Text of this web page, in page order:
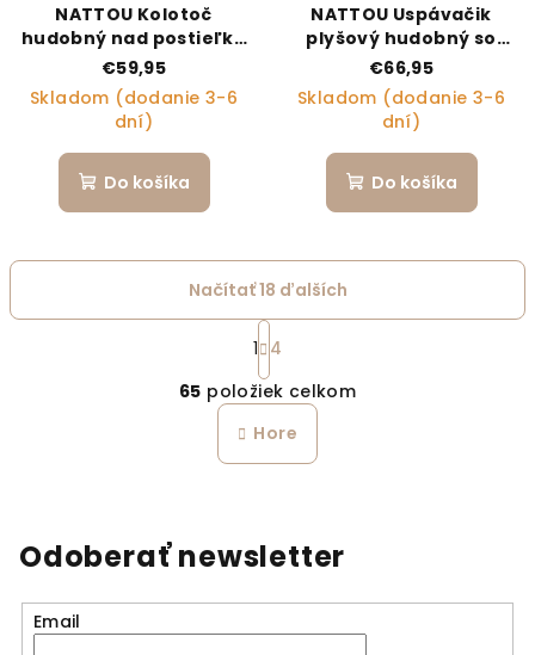
NATTOU Kolotoč
hudobný nad postieľku
drevo Mila, Zoe & Lana
€59,95
Skladom (dodanie 3-6
dní)
Do košíka
NATTOU Uspávačik
plyšový hudobný so
svetielkom a senzorom
plaču 4v1 Sleepy Bunny
Pale Brown 0m+
€66,95
Skladom (dodanie 3-6
dní)
Do košíka
Ovládacie prvky
Načítať 18 ďalších
Stránkovanie
1 4
65 položiek celkom
Hore
Odoberať newsletter
Email